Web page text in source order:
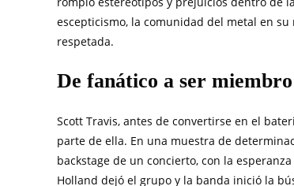
escepticismo, la comunidad del metal en
respetada.
De fanático a ser
Scott Travis, antes de convertirse en el
parte de ella. En una muestra de
backstage de un concierto, con la
Holland dejó el grupo y la banda inició la